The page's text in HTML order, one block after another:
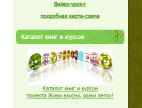
Видео-урок+
подробная карта-схема
Каталог книг и курсов
Каталог книг и курсов
проекта Живи вкусно, живи легко!